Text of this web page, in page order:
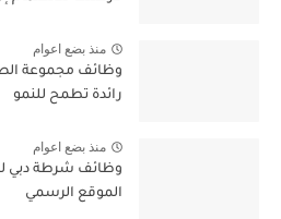
منذ بضع اعوام
وظائف مجموعة
رائدة تطمح للنمو
منذ بضع اعوام
وظائف شرطة دبي
الموقع الرسمي